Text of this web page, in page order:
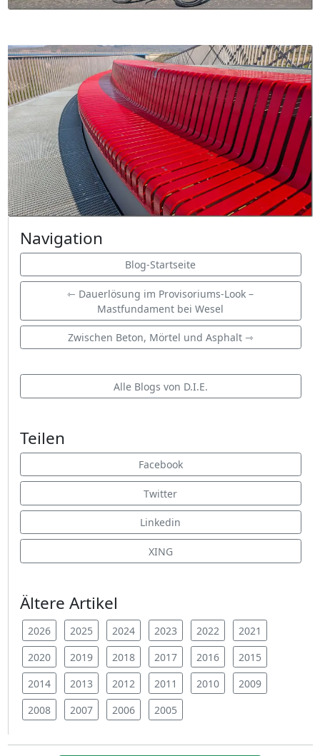
Navigation
Blog-Startseite
⇽ Dauerlösung im Provisoriums-Look –
Mastfundament bei Wesel
Zwischen Beton, Mörtel und Asphalt ⇾
Alle Blogs von D.I.E.
Teilen
Facebook
Twitter
Linkedin
XING
Ältere Artikel
2026 2025 2024 2023 2022
2021
2020
2019 2018 2017 2016
2015
2014
2013 2012 2011 2010
2009
2008
2007 2006 2005